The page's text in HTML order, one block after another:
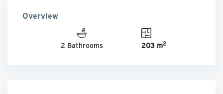
Overview
2 Bathrooms 203 m2